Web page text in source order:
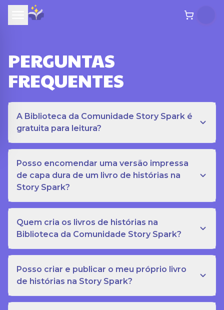
PERGUNTAS
FREQUENTES
A Biblioteca da Comunidade Story Spark é
gratuita para leitura?
Posso encomendar uma versão impressa
de capa dura de um livro de histórias na
Story Spark?
Quem cria os livros de histórias na
Biblioteca da Comunidade Story Spark?
Posso criar e publicar o meu próprio livro
de histórias na Story Spark?